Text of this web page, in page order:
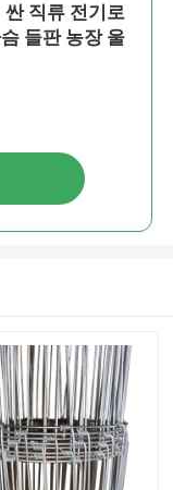
직류 전기로
들판 농장 울